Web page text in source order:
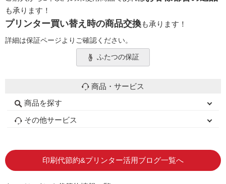
も承ります！
プリンター買い替え時の商品交換も承ります！
詳細は保証ページよりご確認ください。
ふたつの保証
商品・サービス
商品を探す
初心者用セット
キャノンインク
エプソンインク
ブラザーインク
詰め替えインク
互換インクボトル
互換インクカートリッジ
再生インクカートリッジ
トナーカートリッジ
その他サービス
印刷代節約&プリンター活用ブログ一覧へ